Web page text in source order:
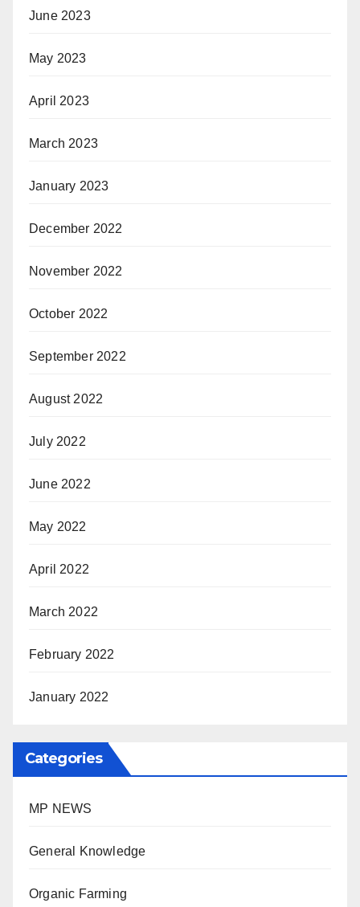
June 2023
May 2023
April 2023
March 2023
January 2023
December 2022
November 2022
October 2022
September 2022
August 2022
July 2022
June 2022
May 2022
April 2022
March 2022
February 2022
January 2022
Categories
MP NEWS
General Knowledge
Organic Farming